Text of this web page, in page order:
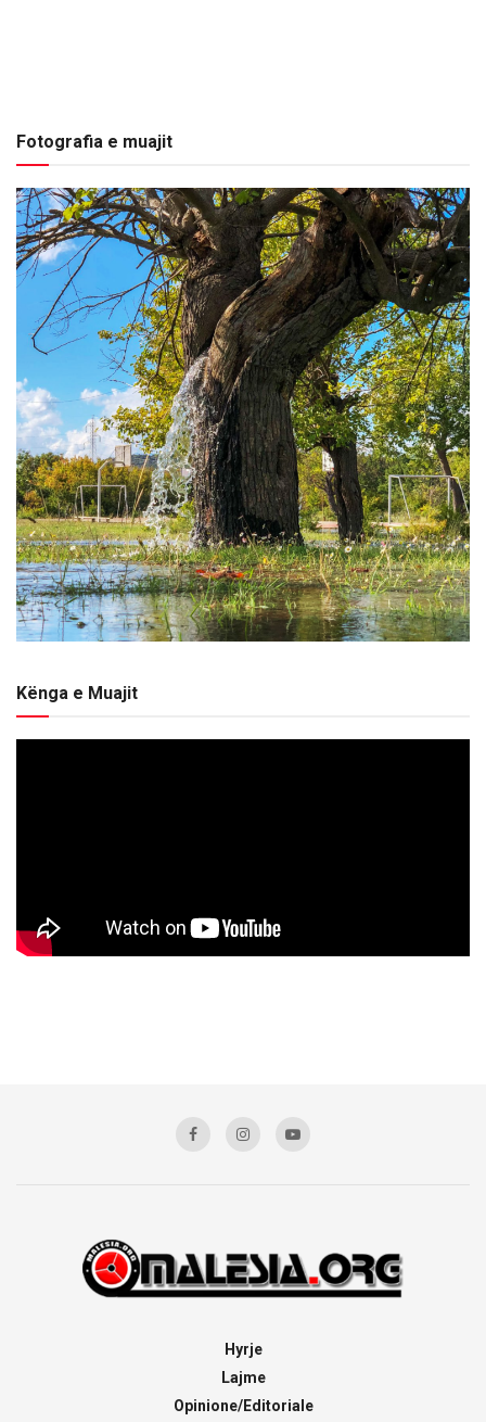
Fotografia e muajit
Kënga e Muajit
Hyrje
Lajme
Opinione/Editoriale